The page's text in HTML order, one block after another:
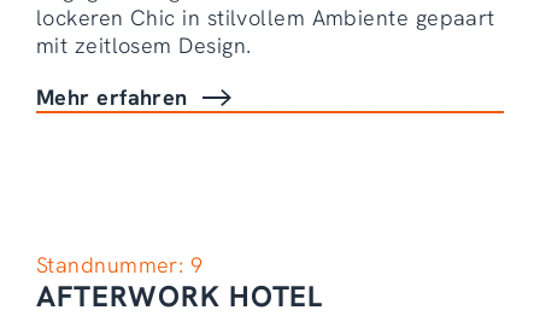
lockeren Chic in stilvollem Ambiente gepaart
mit zeitlosem Design.
Mehr erfahren
Standnummer: 9
AFTERWORK HOTEL